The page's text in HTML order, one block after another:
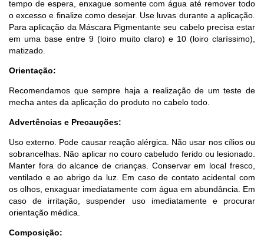
tempo de espera, enxague somente com água até remover todo
o excesso e finalize como desejar. Use luvas durante a aplicação.
Para aplicação da Máscara Pigmentante seu cabelo precisa estar
em uma base entre 9 (loiro muito claro) e 10 (loiro claríssimo),
matizado.
Orientação:
Recomendamos que sempre haja a realização de um teste de
mecha antes da aplicação do produto no cabelo todo.
Advertências e Precauções:
Uso externo. Pode causar reação alérgica. Não usar nos cílios ou
sobrancelhas. Não aplicar no couro cabeludo ferido ou lesionado.
Manter fora do alcance de crianças. Conservar em local fresco,
ventilado e ao abrigo da luz. Em caso de contato acidental com
os olhos, enxaguar imediatamente com água em abundância. Em
caso de irritação, suspender uso imediatamente e procurar
orientação médica.
Composição: